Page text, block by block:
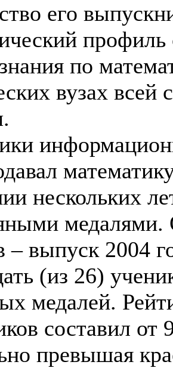
его
по
вузах
нескольких
медалями.
– выпуск 2004
(из 26)
медалей.
составил от
превышая